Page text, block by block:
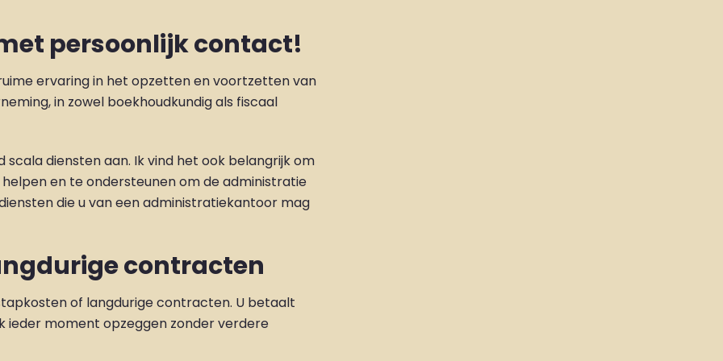
persoonlijk contact!
ervaring in het opzetten en voortzetten van
in zowel boekhoudkundig als fiscaal
diensten aan. Ik vind het ook belangrijk om
en te ondersteunen om de administratie
die u van een administratiekantoor mag
contracten
of langdurige contracten. U betaalt
ieder moment opzeggen zonder verdere